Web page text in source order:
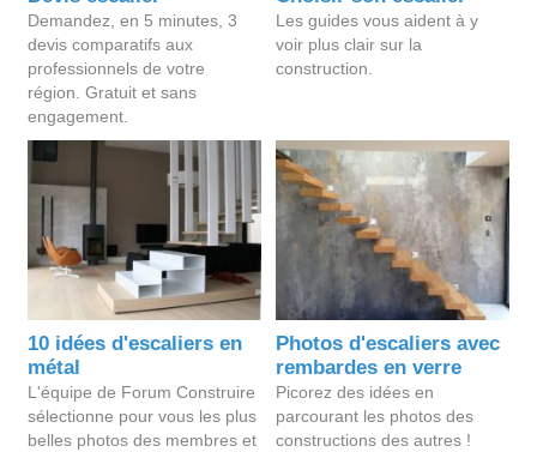
Demandez, en 5 minutes, 3
devis comparatifs aux
professionnels de votre
région. Gratuit et sans
engagement.
Les guides vous aident à y
voir plus clair sur la
construction.
10 idées d'escaliers en
métal
L'équipe de Forum Construire
sélectionne pour vous les plus
belles photos des membres et
Photos d'escaliers avec
rembardes en verre
Picorez des idées en
parcourant les photos des
constructions des autres !